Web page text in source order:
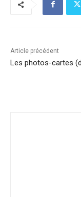
Article précédent
Les photos-cartes